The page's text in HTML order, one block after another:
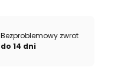
Bezproblemowy zwrot
do 14 dni